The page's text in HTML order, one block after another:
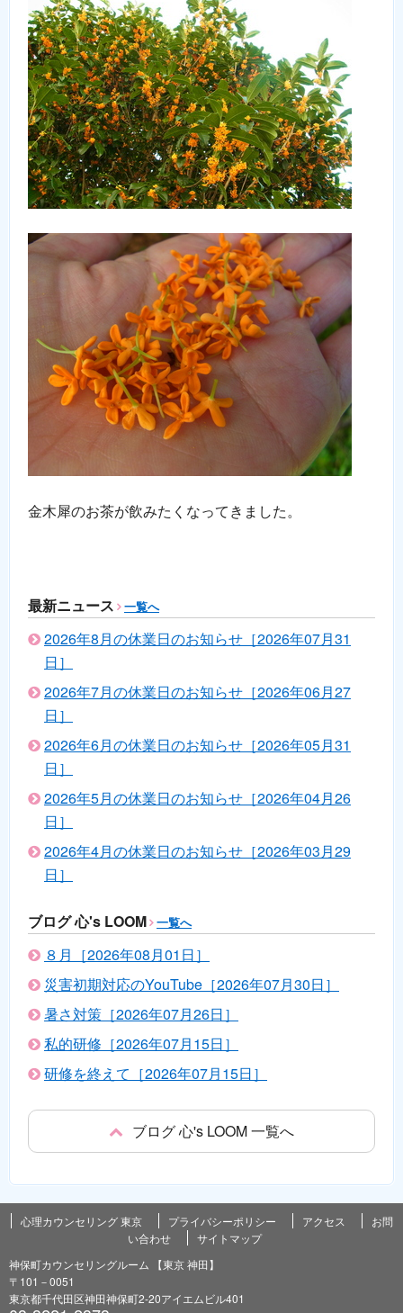
金木犀のお茶が飲みたくなってきました。
最新ニュース 一覧へ
2026年8月の休業日のお知らせ［2026年07月31
日］
2026年7月の休業日のお知らせ［2026年06月27
日］
2026年6月の休業日のお知らせ［2026年05月31
日］
2026年5月の休業日のお知らせ［2026年04月26
日］
2026年4月の休業日のお知らせ［2026年03月29
日］
ブログ 心's LOOM 一覧へ
８月［2026年08月01日］
災害初期対応のYouTube［2026年07月30日］
暑さ対策［2026年07月26日］
私的研修［2026年07月15日］
研修を終えて［2026年07月15日］
ブログ 心's LOOM 一覧へ
心理カウンセリング 東京 プライバシーポリシー アクセス
お問
い合わせ
サイトマップ
神保町カウンセリングルーム 【東京 神田】
〒101－0051
東京都千代田区神田神保町2-20アイエムビル401